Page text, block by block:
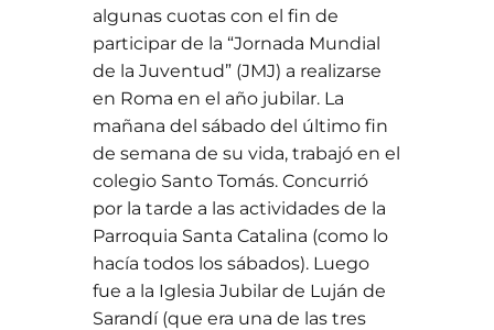
algunas cuotas con el fin de
participar de la “Jornada Mundial
de la Juventud” (JMJ) a realizarse
en Roma en el año jubilar. La
mañana del sábado del último fin
de semana de su vida, trabajó en el
colegio Santo Tomás. Concurrió
por la tarde a las actividades de la
Parroquia Santa Catalina (como lo
hacía todos los sábados). Luego
fue a la Iglesia Jubilar de Luján de
Sarandí (que era una de las tres